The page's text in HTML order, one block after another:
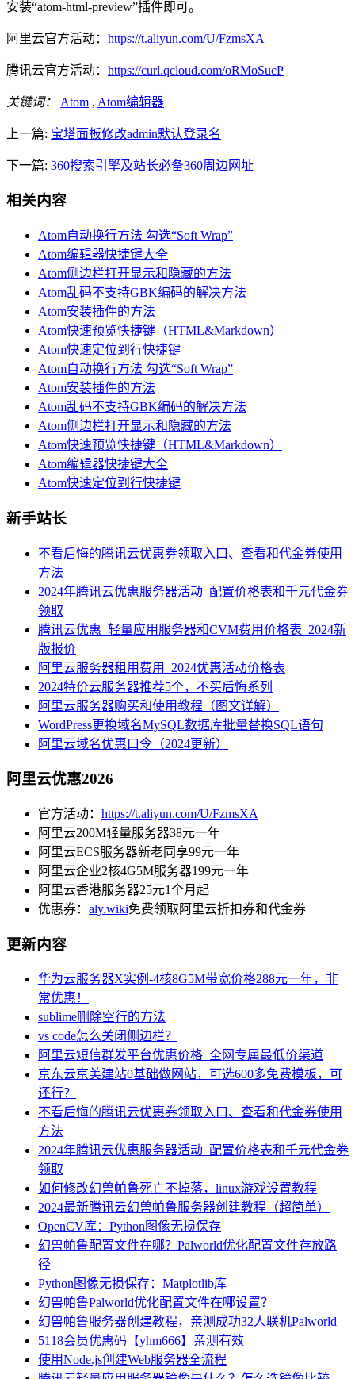
安装“atom-html-preview”插件即可。
阿里云官方活动： https://t.aliyun.com/U/FzmsXA
腾讯云官方活动： https://curl.qcloud.com/oRMoSucP
关键词： Atom , Atom编辑器
上一篇: 宝塔面板修改admin默认登录名
下一篇: 360搜索引擎及站长必备360周边网址
相关内容
Atom自动换行方法 勾选“Soft Wrap”
Atom编辑器快捷键大全
Atom侧边栏打开显示和隐藏的方法
Atom乱码不支持GBK编码的解决方法
Atom安装插件的方法
Atom快速预览快捷键（HTML&Markdown）
Atom快速定位到行快捷键
Atom自动换行方法 勾选“Soft Wrap”
Atom安装插件的方法
Atom乱码不支持GBK编码的解决方法
Atom侧边栏打开显示和隐藏的方法
Atom快速预览快捷键（HTML&Markdown）
Atom编辑器快捷键大全
Atom快速定位到行快捷键
新手站长
不看后悔的腾讯云优惠券领取入口、查看和代金券使用
方法
2024年腾讯云优惠服务器活动_配置价格表和千元代金券
领取
腾讯云优惠_轻量应用服务器和CVM费用价格表_2024新
版报价
阿里云服务器租用费用_2024优惠活动价格表
2024特价云服务器推荐5个，不买后悔系列
阿里云服务器购买和使用教程（图文详解）
WordPress更换域名MySQL数据库批量替换SQL语句
阿里云域名优惠口令（2024更新）
阿里云优惠2026
官方活动： https://t.aliyun.com/U/FzmsXA
阿里云200M轻量服务器38元一年
阿里云ECS服务器新老同享99元一年
阿里云企业2核4G5M服务器199元一年
阿里云香港服务器25元1个月起
优惠券： aly.wiki免费领取阿里云折扣券和代金券
更新内容
华为云服务器X实例-4核8G5M带宽价格288元一年，非
常优惠！
sublime删除空行的方法
vs code怎么关闭侧边栏？
阿里云短信群发平台优惠价格_全网专属最低价渠道
京东云京美建站0基础做网站，可选600多免费模板，可
还行？
不看后悔的腾讯云优惠券领取入口、查看和代金券使用
方法
2024年腾讯云优惠服务器活动_配置价格表和千元代金券
领取
如何修改幻兽帕鲁死亡不掉落，linux游戏设置教程
2024最新腾讯云幻兽帕鲁服务器创建教程（超简单）
OpenCV库：Python图像无损保存
幻兽帕鲁配置文件在哪？Palworld优化配置文件存放路
径
Python图像无损保存：Matplotlib库
幻兽帕鲁Palworld优化配置文件在哪设置？
幻兽帕鲁服务器创建教程，亲测成功32人联机Palworld
5118会员优惠码【yhm666】亲测有效
使用Node.js创建Web服务器全流程